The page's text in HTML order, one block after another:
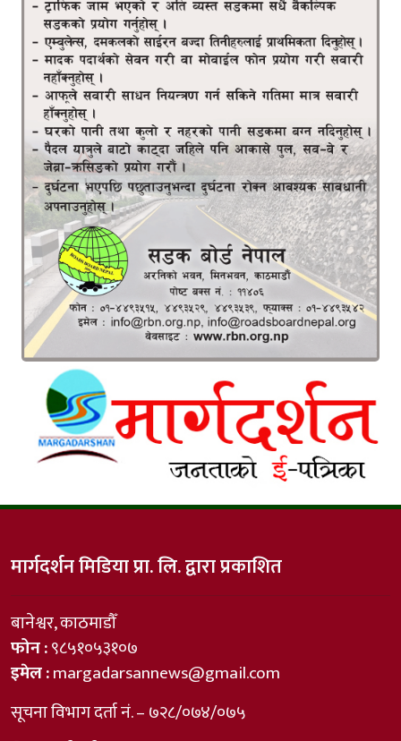
मार्गदर्शन मिडिया प्रा. लि. द्वारा प्रकाशित
बानेश्वर, काठमाडौँ
फोन :९८५१०५३१०७
इमेल :margadarsannews@gmail.com
सूचना विभाग दर्ता नं. – ७२८/०७४/०७५